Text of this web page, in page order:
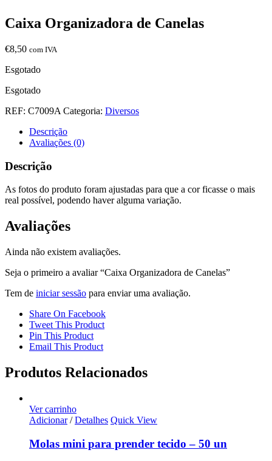
Caixa Organizadora de Canelas
€8,50 com IVA
Esgotado
Esgotado
REF: C7009A Categoria: Diversos
Descrição
Avaliações (0)
Descrição
As fotos do produto foram ajustadas para que a cor ficasse o mais
real possível, podendo haver alguma variação.
Avaliações
Ainda não existem avaliações.
Seja o primeiro a avaliar “Caixa Organizadora de Canelas”
Tem de iniciar sessão para enviar uma avaliação.
Share On Facebook
Tweet This Product
Pin This Product
Email This Product
Produtos Relacionados
Ver carrinho
Adicionar/ Detalhes Quick View
Molas mini para prender tecido – 50 un